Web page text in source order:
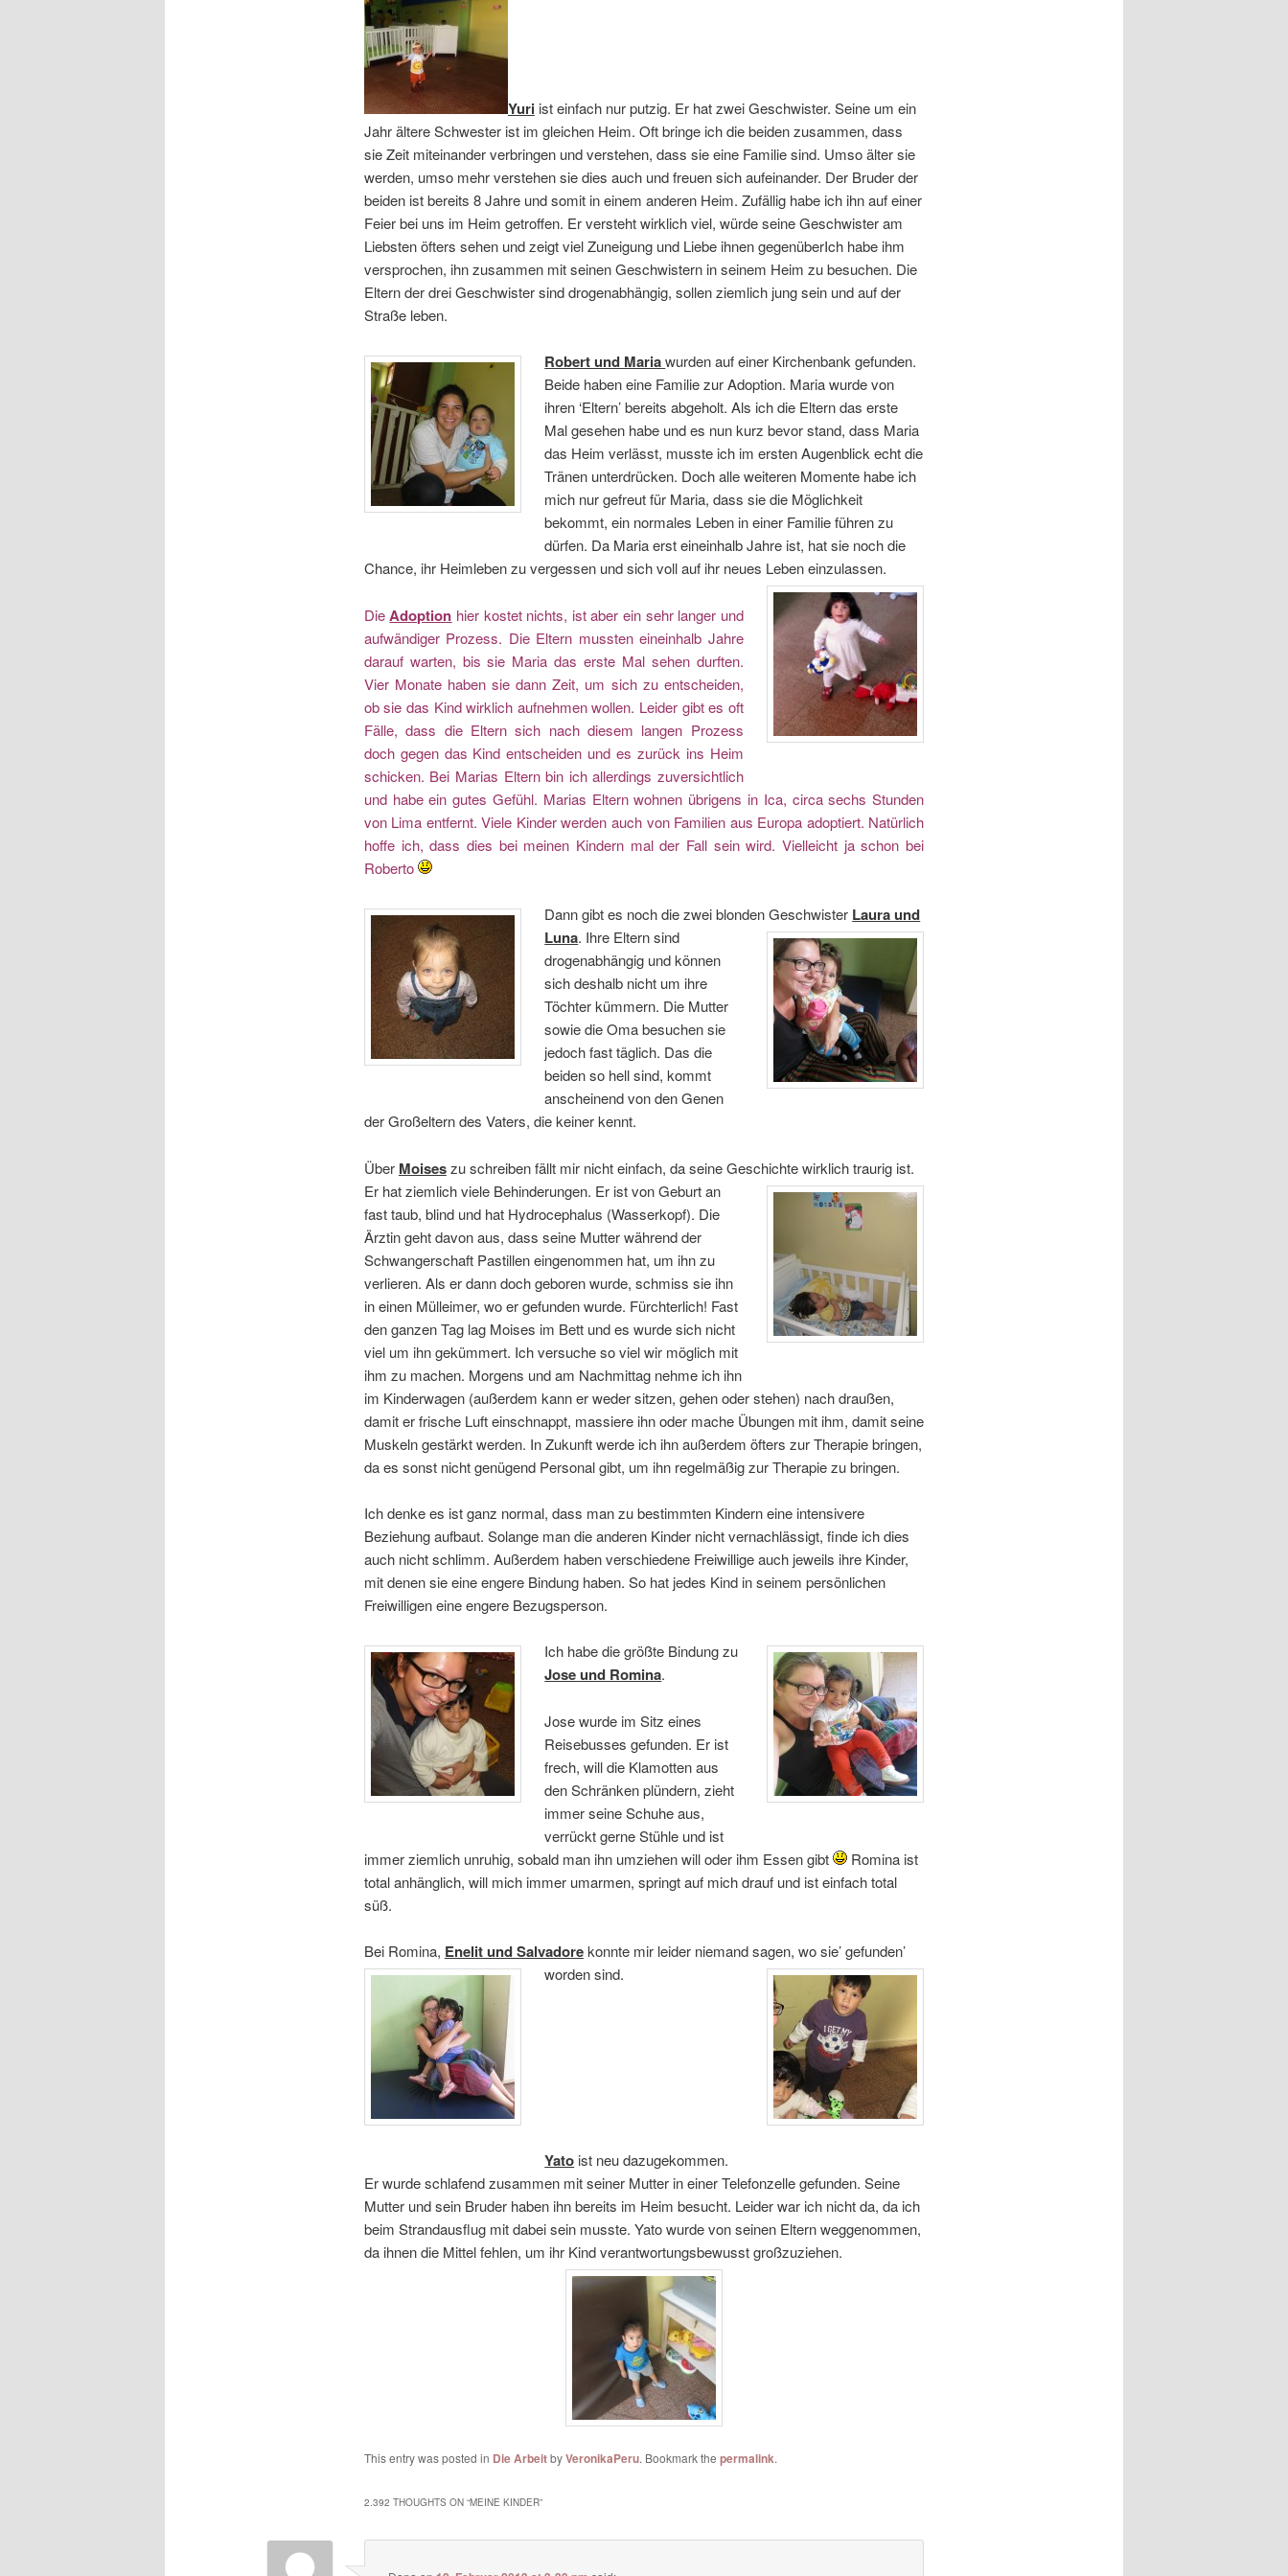
Yuriist einfach nur putzig. Er hat zwei Geschwister. Seine um ein
Jahr ältere Schwester ist im gleichen Heim. Oft bringe ich die beiden zusammen, dass
sie Zeit miteinander verbringen und verstehen, dass sie eine Familie sind. Umso älter sie
werden, umso mehr verstehen sie dies auch und freuen sich aufeinander. Der Bruder der
beiden ist bereits 8 Jahre und somit in einem anderen Heim. Zufällig habe ich ihn auf einer
Feier bei uns im Heim getroffen. Er versteht wirklich viel, würde seine Geschwister am
Liebsten öfters sehen und zeigt viel Zuneigung und Liebe ihnen gegenüberIch habe ihm
versprochen, ihn zusammen mit seinen Geschwistern in seinem Heim zu besuchen. Die
Eltern der drei Geschwister sind drogenabhängig, sollen ziemlich jung sein und auf der
Straße leben.
Robert und Maria wurden auf einer Kirchenbank gefunden.
Beide haben eine Familie zur Adoption. Maria wurde von
ihren ‘Eltern’ bereits abgeholt. Als ich die Eltern das erste
Mal gesehen habe und es nun kurz bevor stand, dass Maria
das Heim verlässt, musste ich im ersten Augenblick echt die
Tränen unterdrücken. Doch alle weiteren Momente habe ich
mich nur gefreut für Maria, dass sie die Möglichkeit
bekommt, ein normales Leben in einer Familie führen zu
dürfen. Da Maria erst eineinhalb Jahre ist, hat sie noch die
Chance, ihr Heimleben zu vergessen und sich voll auf ihr neues Leben einzulassen.
Die Adoption hier kostet nichts, ist aber ein sehr langer und
aufwändiger Prozess. Die Eltern mussten eineinhalb Jahre
darauf warten, bis sie Maria das erste Mal sehen durften.
Vier Monate haben sie dann Zeit, um sich zu entscheiden,
ob sie das Kind wirklich aufnehmen wollen. Leider gibt es oft
Fälle, dass die Eltern sich nach diesem langen Prozess
doch gegen das Kind entscheiden und es zurück ins Heim
schicken. Bei Marias Eltern bin ich allerdings zuversichtlich
und habe ein gutes Gefühl. Marias Eltern wohnen übrigens in Ica, circa sechs Stunden
von Lima entfernt. Viele Kinder werden auch von Familien aus Europa adoptiert. Natürlich
hoffe ich, dass dies bei meinen Kindern mal der Fall sein wird. Vielleicht ja schon bei
Roberto
Dann gibt es noch die zwei blonden Geschwister Laura und
Luna. Ihre Eltern sind
drogenabhängig und können
sich deshalb nicht um ihre
Töchter kümmern. Die Mutter
sowie die Oma besuchen sie
jedoch fast täglich. Das die
beiden so hell sind, kommt
anscheinend von den Genen
der Großeltern des Vaters, die keiner kennt.
Über Moiseszu schreiben fällt mir nicht einfach, da seine Geschichte wirklich traurig ist.
Er hat ziemlich viele Behinderungen. Er ist von Geburt an
fast taub, blind und hat Hydrocephalus (Wasserkopf). Die
Ärztin geht davon aus, dass seine Mutter während der
Schwangerschaft Pastillen eingenommen hat, um ihn zu
verlieren. Als er dann doch geboren wurde, schmiss sie ihn
in einen Mülleimer, wo er gefunden wurde. Fürchterlich! Fast
den ganzen Tag lag Moises im Bett und es wurde sich nicht
viel um ihn gekümmert. Ich versuche so viel wir möglich mit
ihm zu machen. Morgens und am Nachmittag nehme ich ihn
im Kinderwagen (außerdem kann er weder sitzen, gehen oder stehen) nach draußen,
damit er frische Luft einschnappt, massiere ihn oder mache Übungen mit ihm, damit seine
Muskeln gestärkt werden. In Zukunft werde ich ihn außerdem öfters zur Therapie bringen,
da es sonst nicht genügend Personal gibt, um ihn regelmäßig zur Therapie zu bringen.
Ich denke es ist ganz normal, dass man zu bestimmten Kindern eine intensivere
Beziehung aufbaut. Solange man die anderen Kinder nicht vernachlässigt, finde ich dies
auch nicht schlimm. Außerdem haben verschiedene Freiwillige auch jeweils ihre Kinder,
mit denen sie eine engere Bindung haben. So hat jedes Kind in seinem persönlichen
Freiwilligen eine engere Bezugsperson.
Ich habe die größte Bindung zu
Jose und Romina.
Jose wurde im Sitz eines
Reisebusses gefunden. Er ist
frech, will die Klamotten aus
den Schränken plündern, zieht
immer seine Schuhe aus,
verrückt gerne Stühle und ist
immer ziemlich unruhig, sobald man ihn umziehen will oder ihm Essen gibt
Romina ist
total anhänglich, will mich immer umarmen, springt auf mich drauf und ist einfach total
süß.
Bei Romina, Enelit und Salvadorekonnte mir leider niemand sagen, wo sie’ gefunden’
worden sind.
Yato ist neu dazugekommen.
Er wurde schlafend zusammen mit seiner Mutter in einer Telefonzelle gefunden. Seine
Mutter und sein Bruder haben ihn bereits im Heim besucht. Leider war ich nicht da, da ich
beim Strandausflug mit dabei sein musste. Yato wurde von seinen Eltern weggenommen,
da ihnen die Mittel fehlen, um ihr Kind verantwortungsbewusst großzuziehen.
This entry was posted in Die ArbeitbyVeronikaPeru. Bookmark the permalink.
2.392 THOUGHTS ON “MEINE KINDER”